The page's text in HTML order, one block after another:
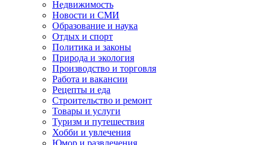
Недвижимость
Новости и СМИ
Образование и наука
Отдых и спорт
Политика и законы
Природа и экология
Производство и торговля
Работа и вакансии
Рецепты и еда
Строительство и ремонт
Товары и услуги
Туризм и путешествия
Хобби и увлечения
Юмор и развлечения